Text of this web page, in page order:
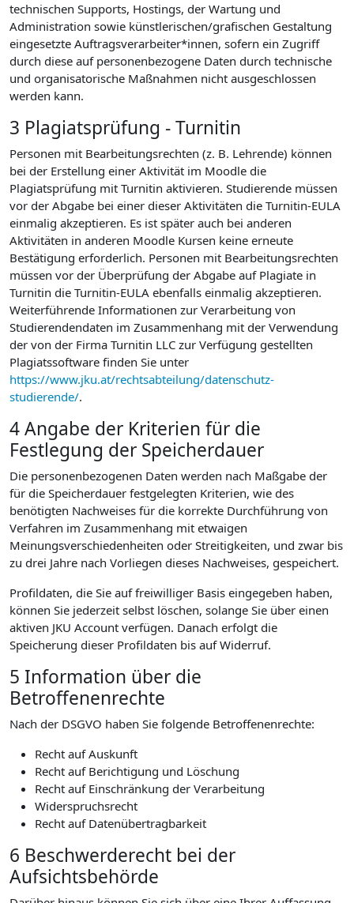
technischen Supports, Hostings, der Wartung und
Administration sowie künstlerischen/grafischen Gestaltung
eingesetzte Auftragsverarbeiter*innen, sofern ein Zugriff
durch diese auf personenbezogene Daten durch technische
und organisatorische Maßnahmen nicht ausgeschlossen
werden kann.
3 Plagiatsprüfung - Turnitin
Personen mit Bearbeitungsrechten (z. B. Lehrende) können
bei der Erstellung einer Aktivität im Moodle die
Plagiatsprüfung mit Turnitin aktivieren. Studierende müssen
vor der Abgabe bei einer dieser Aktivitäten die Turnitin-EULA
einmalig akzeptieren. Es ist später auch bei anderen
Aktivitäten in anderen Moodle Kursen keine erneute
Bestätigung erforderlich. Personen mit Bearbeitungsrechten
müssen vor der Überprüfung der Abgabe auf Plagiate in
Turnitin die Turnitin-EULA ebenfalls einmalig akzeptieren.
Weiterführende Informationen zur Verarbeitung von
Studierendendaten im Zusammenhang mit der Verwendung
der von der Firma Turnitin LLC zur Verfügung gestellten
Plagiatssoftware finden Sie unter
https://www.jku.at/rechtsabteilung/datenschutz-
studierende/.
4 Angabe der Kriterien für die
Festlegung der Speicherdauer
Die personenbezogenen Daten werden nach Maßgabe der
für die Speicherdauer festgelegten Kriterien, wie des
benötigten Nachweises für die korrekte Durchführung von
Verfahren im Zusammenhang mit etwaigen
Meinungsverschiedenheiten oder Streitigkeiten, und zwar bis
zu drei Jahre nach Vorliegen dieses Nachweises, gespeichert.
Profildaten, die Sie auf freiwilliger Basis eingegeben haben,
können Sie jederzeit selbst löschen, solange Sie über einen
aktiven JKU Account verfügen. Danach erfolgt die
Speicherung dieser Profildaten bis auf Widerruf.
5 Information über die
Betroffenenrechte
Nach der DSGVO haben Sie folgende Betroffenenrechte:
Recht auf Auskunft
Recht auf Berichtigung und Löschung
Recht auf Einschränkung der Verarbeitung
Widerspruchsrecht
Recht auf Datenübertragbarkeit
6 Beschwerderecht bei der
Aufsichtsbehörde